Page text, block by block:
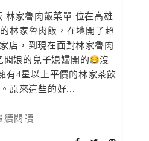
林家魯肉飯菜單 位在高雄
林家魯肉飯，在地開了超
店，到現在面對林家魯肉
闆娘的兒子媳婦開的
沒
有4星以上平價的林家茶飲
原來這些的好...
續閱讀